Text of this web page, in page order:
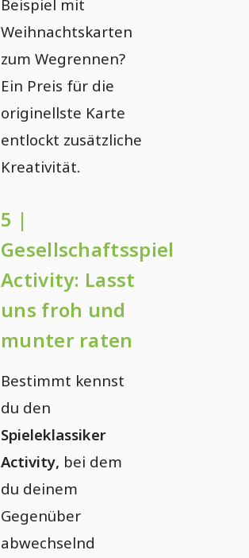
Beispiel mit
Weihnachtskarten
zum Wegrennen?
Ein Preis für die
originellste Karte
entlockt zusätzliche
Kreativität.
5 |
Gesellschaftsspiel
Activity: Lasst
uns froh und
munter raten
Bestimmt kennst
du den
Spieleklassiker
Activity, bei dem
du deinem
Gegenüber
abwechselnd